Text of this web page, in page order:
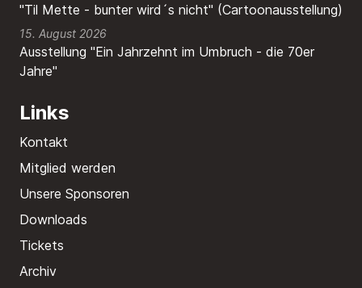
"Til Mette - bunter wird´s nicht" (Cartoonausstellung)
15. August 2026
Ausstellung "Ein Jahrzehnt im Umbruch - die 70er
Jahre"
Links
Kontakt
Mitglied werden
Unsere Sponsoren
Downloads
Tickets
Archiv